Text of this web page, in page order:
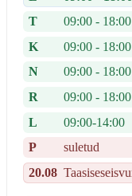
T
09:00 - 18:00
K
09:00 - 18:00
N
09:00 - 18:00
R
09:00 - 18:00
L
09:00-14:00
P
suletud
20.08